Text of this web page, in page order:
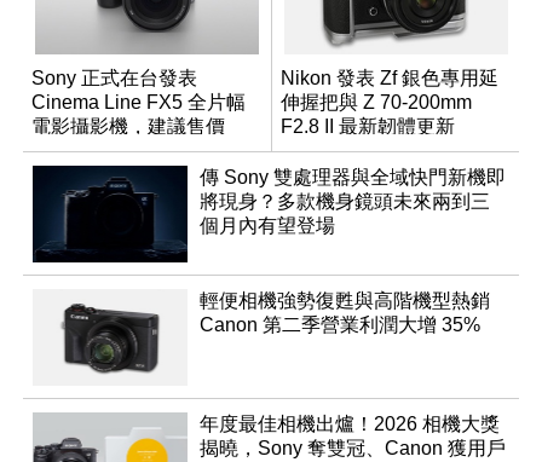
Sony 正式在台發表
Cinema Line FX5 全片幅
電影攝影機，建議售價
NT$144,980
Nikon 發表 Zf 銀色專用延
伸握把與 Z 70-200mm
F2.8 II 最新韌體更新
傳 Sony 雙處理器與全域快門新機即
將現身？多款機身鏡頭未來兩到三
個月內有望登場
輕便相機強勢復甦與高階機型熱銷
Canon 第二季營業利潤大增 35%
年度最佳相機出爐！2026 相機大獎
揭曉，Sony 奪雙冠、Canon 獲用戶